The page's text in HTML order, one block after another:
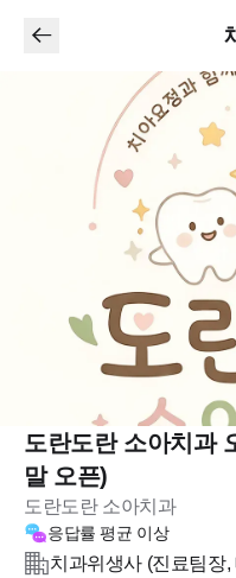
도란도란 소아치과
말 오픈)
도란도란 소아치과
응답률평균 이상
치과위생사 (진료팀장